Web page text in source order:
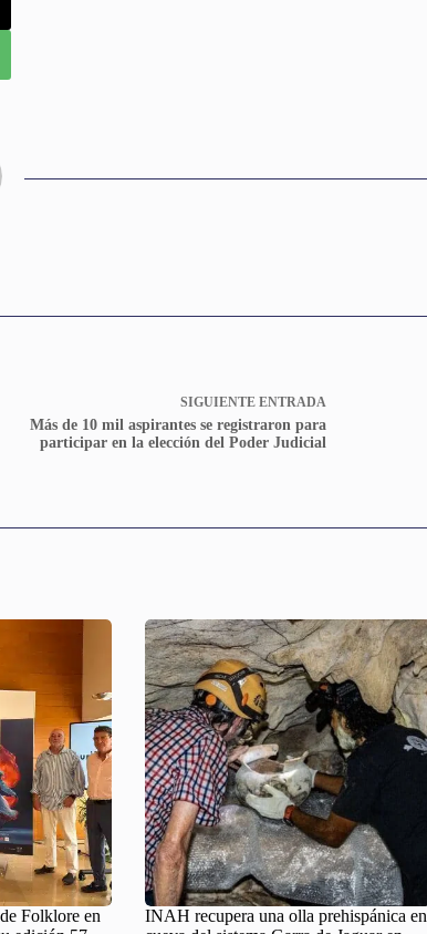
SIGUIENTE ENTRADA
Más de 10 mil aspirantes se registraron para
participar en la elección del Poder Judicial
Folklore en
INAH recupera una olla prehispánica en